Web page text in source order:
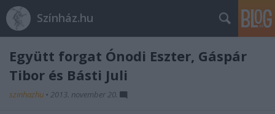
Színház.hu
Együtt forgat Ónodi Eszter, Gáspár
Tibor és Básti Juli
szinhazhu • 2013. november 20.